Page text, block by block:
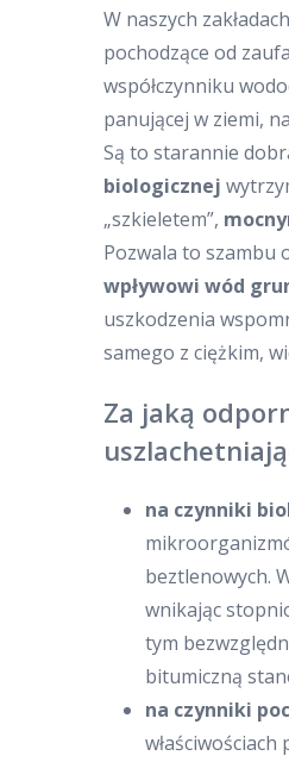
W naszych
pochodzące od
współczynniku
panującej w ziemi,
Są to starannie
biologicznej
„szkieletem”,
Pozwala to szambu
wpływowi wód
uszkodzenia
samego z ciężkim,
Za jaką
na czynniki
beztlenowych.
wnikając
tym
bitumiczną
na czynniki